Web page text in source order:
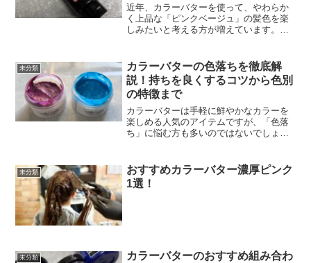
近年、カラーバターを使って、やわらか
く上品な「ピンクベージュ」の髪色を楽
しみたいと考える方が増えています。ブ
いですよね。本記事では、カラーバター
ピンクベージュに関する...
未分類
カラーバターの色落ちを徹底解
説！持ちを良くするコツから色別
の特徴まで
カラーバターは手軽に鮮やかなカラーを
楽しめる人気のアイテムですが、「色落
ち」に悩む方も多いのではないでしょう
ちを遅らせるコツもわかりやすく解説し
ます。ぜひ参考にして、よ...
未分類
おすすめカラーバター濃厚ピンク
1選！
未分類
カラーバターのおすすめ組み合わ